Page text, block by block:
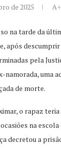
de 2025 A+
na tarde da
após
pela
namorada, uma
de morte.
o rapaz
na escola
decretou a